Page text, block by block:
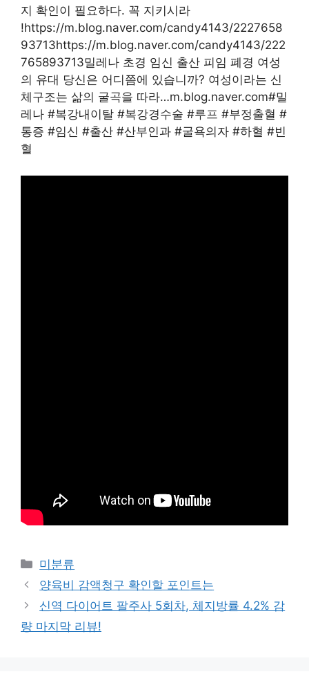
지 확인이 필요하다. 꼭 지키시라
!https://m.blog.naver.com/candy4143/2227658
93713https://m.blog.naver.com/candy4143/222
765893713밀레나 초경 임신 출산 피임 폐경 여성
의 유대 당신은 어디쯤에 있습니까? 여성이라는 신
체구조는 삶의 굴곡을 따라…m.blog.naver.com#밀
레나 #복강내이탈 #복강경수술 #루프 #부정출혈 #
통증 #임신 #출산 #산부인과 #굴욕의자 #하혈 #빈
혈
Categories
미분류
양육비 감액청구 확인할 포인트는
신역 다이어트 팔주사 5회차, 체지방률 4.2% 감
량 마지막 리뷰!